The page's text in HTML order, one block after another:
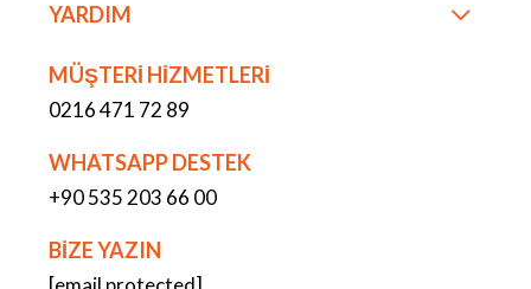
YARDIM
MÜŞTERİ HİZMETLERİ
0216 471 72 89
WHATSAPP DESTEK
+90 535 203 66 00
BİZE YAZIN